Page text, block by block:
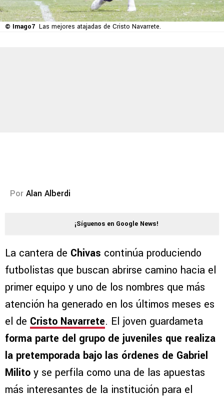
© Imago7 Las mejores atajadas de Cristo Navarrete.
Por Alan Alberdi
¡Síguenos en Google News!
La cantera de Chivas continúa produciendo
futbolistas que buscan abrirse camino hacia el
primer equipo y uno de los nombres que más
atención ha generado en los últimos meses es
el de Cristo Navarrete. El joven guardameta
forma parte del grupo de juveniles que realiza
la pretemporada bajo las órdenes de Gabriel
Milito y se perfila como una de las apuestas
más interesantes de la institución para el